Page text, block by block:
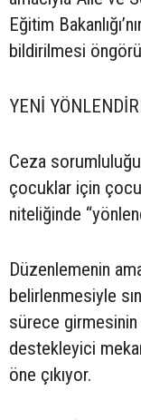
Eğitim
bildirilmesi
YENİ
Ceza
çocuklar için
niteliğinde
Düzenlemenin
belirlenmesiyle
sürece
destekleyici
öne çıkıyor.